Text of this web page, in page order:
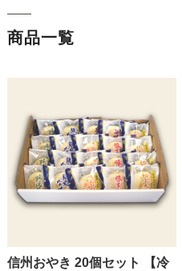
商品一覧
信州おやき 20個セット 【冷